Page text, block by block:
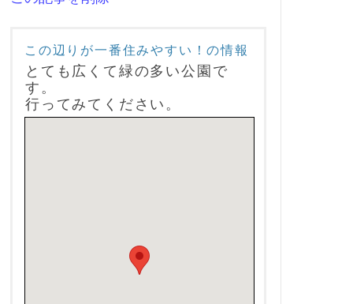
この辺りが一番住みやすい！の情報
とても広くて緑の多い公園で
す。
行ってみてください。